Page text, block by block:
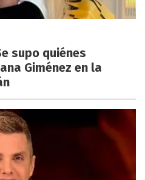
supo quiénes
Giménez en la